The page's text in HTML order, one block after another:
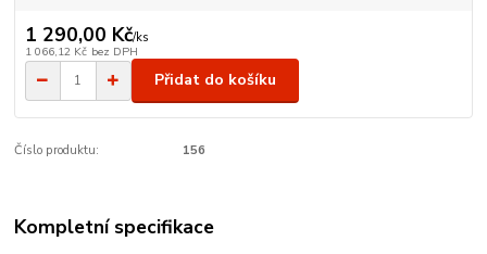
1 290,00 Kč/ks
1 066,12 Kč bez DPH
Přidat do košíku
Číslo produktu: 156
Kompletní specifikace